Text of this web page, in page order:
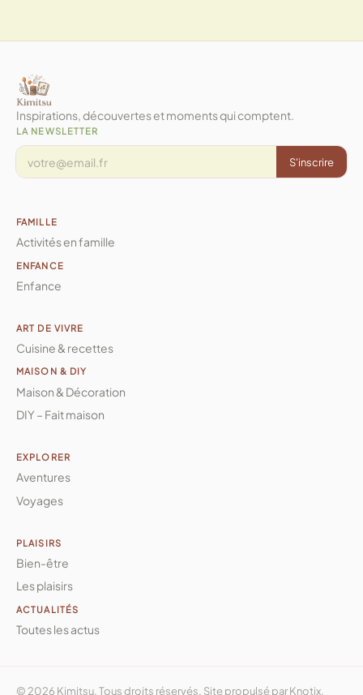
Inspirations, découvertes et moments qui comptent.
LA NEWSLETTER
S'inscrire
FAMILLE
Activités en famille
ENFANCE
Enfance
ART DE VIVRE
Cuisine & recettes
MAISON & DIY
Maison & Décoration
DIY – Fait maison
EXPLORER
Aventures
Voyages
PLAISIRS
Bien-être
Les plaisirs
ACTUALITÉS
Toutes les actus
© 2026 Kimitsu. Tous droits réservés. Site propulsé parKnotix.